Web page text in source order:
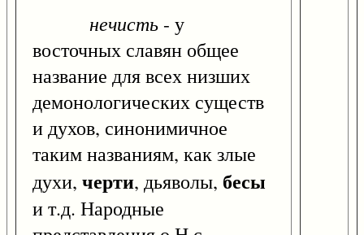
нечисть - у
восточных славян общее
название для всех низших
демонологических существ
и духов, синонимичное
таким названиям, как злые
духи, черти, дьяволы, бесы
и т.д. Народные